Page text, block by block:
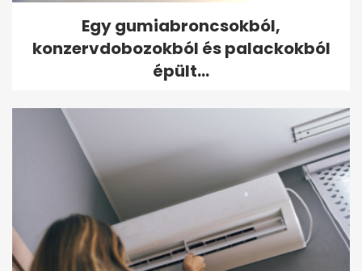
Egy gumiabroncsokból,
konzervdobozokból és palackokból
épült...